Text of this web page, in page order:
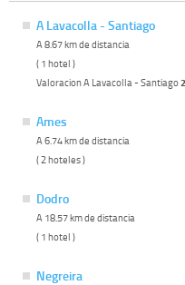
A Lavacolla - Santiago
A 8.67 km de distancia
( 1 hotel )
Valoracion A Lavacolla - Santiago
Ames
A 6.74 km de distancia
( 2 hoteles )
Dodro
A 18.57 km de distancia
( 1 hotel )
Negreira